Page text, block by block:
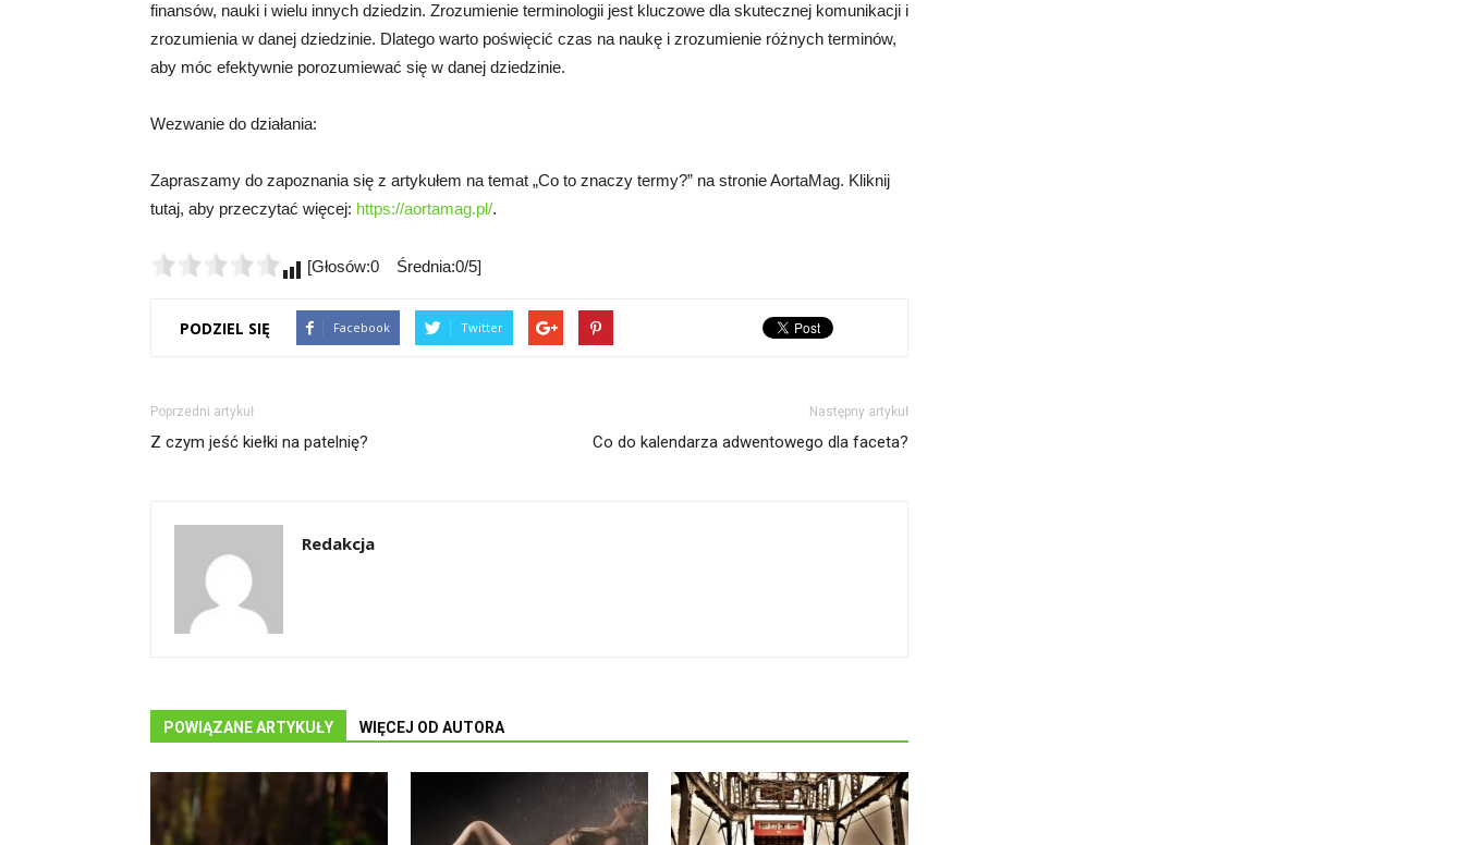
finansów, nauki i wielu innych dziedzin. Zrozumienie terminologii jest kluczowe dla skutecznej komunikacji i
zrozumienia w danej dziedzinie. Dlatego warto poświęcić czas na naukę i zrozumienie różnych terminów,
aby móc efektywnie porozumiewać się w danej dziedzinie.
Wezwanie do działania:
Zapraszamy do zapoznania się z artykułem na temat „Co to znaczy termy?” na stronie AortaMag. Kliknij
tutaj, aby przeczytać więcej: https://aortamag.pl/.
[Głosów:0 Średnia:0/5]
PODZIEL SIĘ Facebook Twitter
Poprzedni artykuł
Z czym jeść kiełki na patelnię?
Następny artykuł
Co do kalendarza adwentowego dla faceta?
Redakcja
POWIĄZANE ARTYKUŁY WIĘCEJ OD AUTORA